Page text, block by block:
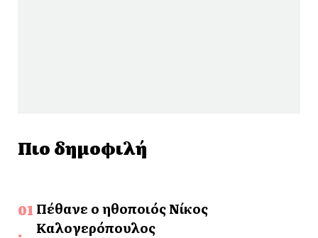
Πιο δημοφιλή
Πέθανε ο ηθοποιός Νίκος
Καλογερόπουλος